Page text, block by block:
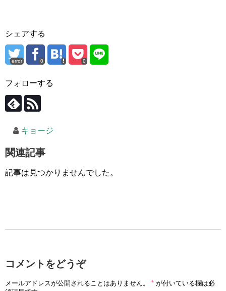
シェアする
error 0 0
フォローする
キョージ
関連記事
記事は見つかりませんでした。
コメントをどうぞ
メールアドレスが公開されることはありません。 * が付いている欄は必